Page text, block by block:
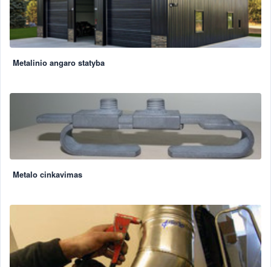
Metalinio angaro statyba
Metalo cinkavimas